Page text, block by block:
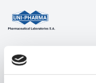
ΠΡΟΪΟΝΤΑ
ΑΠΟΤΕΛΕΣΜΑΤΑ